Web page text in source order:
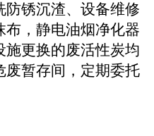
防锈沉渣、 设备维修
布，静电油烟净化器
施更换的废活性炭均
废暂存间，定期委托